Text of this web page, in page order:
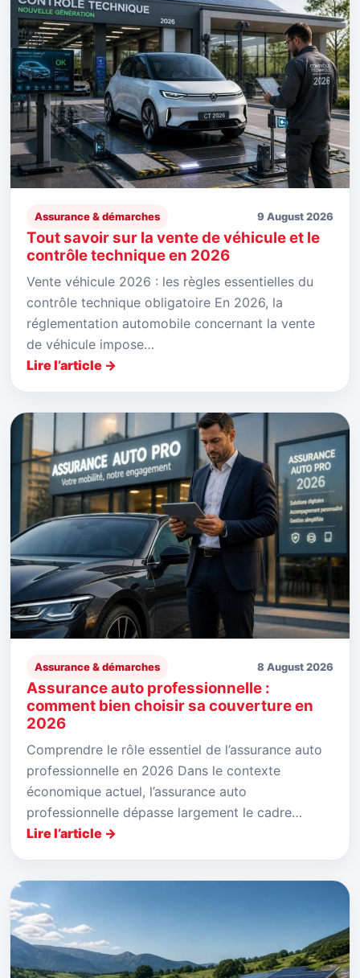
Assurance & démarches 9 August 2026
Tout savoir sur la vente de véhicule et le
contrôle technique en 2026
Vente véhicule 2026 : les règles essentielles du
contrôle technique obligatoire En 2026, la
réglementation automobile concernant la vente
de véhicule impose…
Lire l’article →
Assurance & démarches 8 August 2026
Assurance auto professionnelle :
comment bien choisir sa couverture en
2026
Comprendre le rôle essentiel de l’assurance auto
professionnelle en 2026 Dans le contexte
économique actuel, l’assurance auto
professionnelle dépasse largement le cadre…
Lire l’article →